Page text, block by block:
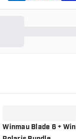
życzeń
Winmau Blade 6 +